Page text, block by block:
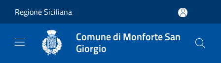
Regione Siciliana
Comune di Monforte San
Giorgio